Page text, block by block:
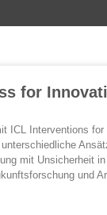
for
ICL Interventions
mit Unsicherheit
und